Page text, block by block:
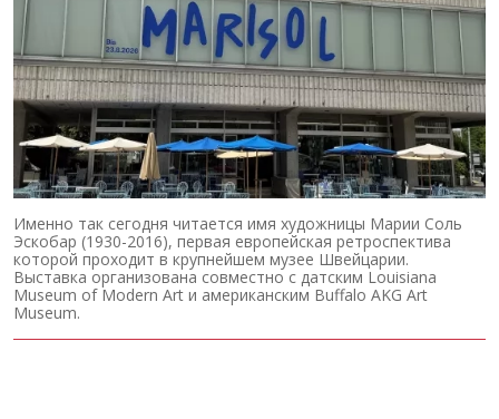
Именно так сегодня читается имя художницы Марии Соль
Эскобар (1930-2016), первая европейская ретроспектива
которой проходит в крупнейшем музее Швейцарии.
Выставка организована совместно с датским Louisiana
Museum of Modern Art и американским Buffalo AKG Art
Museum.